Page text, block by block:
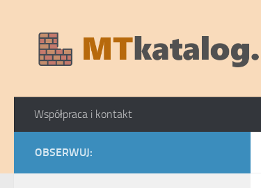
Współpraca i kontakt
OBSERWUJ: